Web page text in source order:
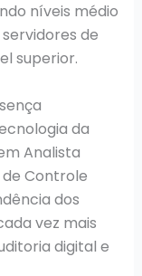
níveis médio
de
superior.
da
Analista
Controle
dos
vez mais
digital e